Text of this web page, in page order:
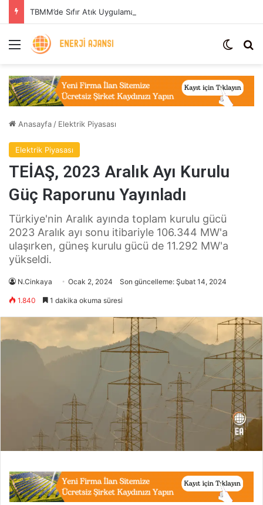
Menü Dış
Anasayfa / Elektrik Piyasası
Elektrik Piyasası
TEİAŞ, 2023 Aralık Ayı Kurulu
Güç Raporunu Yayınladı
Türkiye'nin Aralık ayında toplam kurulu gücü
2023 Aralık ayı sonu itibariyle 106.344 MW'a
ulaşırken, güneş kurulu gücü de 11.292 MW'a
yükseldi.
N.Cinkaya Ocak 2, 2024 Son güncelleme: Şubat 14, 2024
1.840 1 dakika okuma süresi